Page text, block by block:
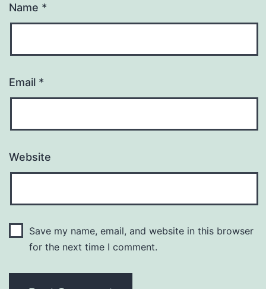
Name *
Email *
Website
Save my name, email, and website in this browser
for the next time I comment.